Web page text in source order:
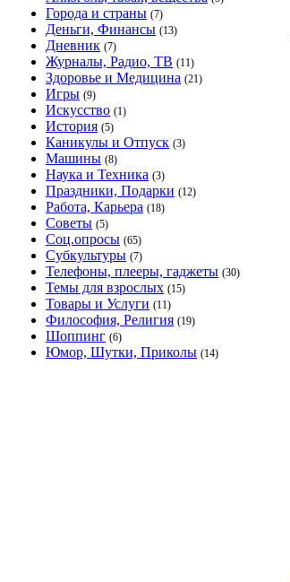
Города и страны (7)
Деньги, Финансы (13)
Дневник (7)
Журналы, Радио, ТВ (11)
Здоровье и Медицина (21)
Игры (9)
Искусство (1)
История (5)
Каникулы и Отпуск (3)
Машины (8)
Наука и Техника (3)
Праздники, Подарки (12)
Работа, Карьера (18)
Советы (5)
Соц.опросы (65)
Субкультуры (7)
Телефоны, плееры, гаджеты (30)
Темы для взрослых (15)
Товары и Услуги (11)
Философия, Религия (19)
Шоппинг (6)
Юмор, Шутки, Приколы (14)